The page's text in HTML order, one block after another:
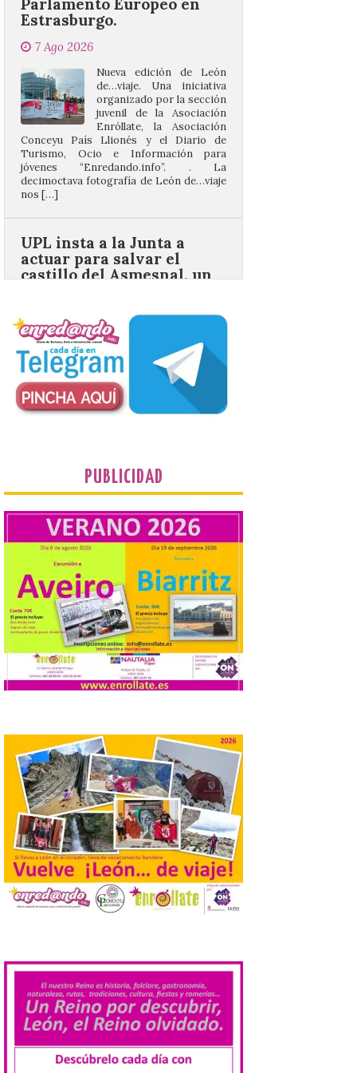
Nueva edición de León
de…viaje. Una iniciativa
Enróllate, la Asociación
Conceyu País Llionés y el Diario de
Turismo, Ocio e Información para
jóvenes “Enredando.info”. . La
decimoctava fotografía de León de…viaje
nos […]
UPL insta a la Junta a
actuar para salvar el
BIC en estado de ruina
7 Ago 2026
desde 1949. Los
procuradores leonesistas
plantean que la Junta
contacte cuanto antes con los
propietarios para exigirles medidas
inmediatas que frenen el deterioro y el
riesgo de colapso. Los procuradores de
Unión del Pueblo […]
distribuye folletos con la
programación del evento
del eclipse solar que
organiza con la ESA y el
Ayuntamiento
7 Ago 2026
Los materiales ya pueden
recogerse gratuitamente
en la Oficina de
Información Turística de
León e incluyen, además
del programa del evento, una guía
práctica con recomendaciones
elaboradas por especialistas para
Laciana comienza su
programación para
disfrutar el eclipse total
del 12 de agosto
7 Ago 2026
Durante los días 1 y 2 de
agosto, tanto el público
infantil como el adulto
pudo disfrutar de un
planetario que se instaló
Más de 200.000 jóvenes
nacidos en 2008 ya han
solicitado el Bono Cultural
Joven 2026 en su primer
PUBLICIDAD